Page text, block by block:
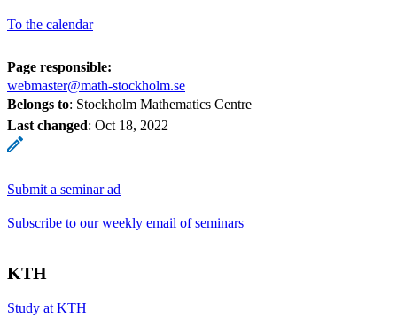
To the calendar
Page responsible:
webmaster@math-stockholm.se
Belongs to: Stockholm Mathematics Centre
Last changed: Oct 18, 2022
Submit a seminar ad
Subscribe to our weekly email of seminars
KTH
Study at KTH